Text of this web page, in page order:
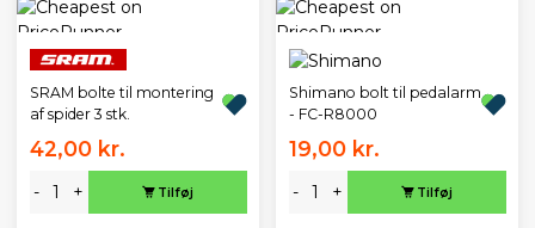
SRAM bolte til montering
af spider 3 stk.
42,00 kr.
- + Tilføj
Shimano bolt til pedalarm
- FC-R8000
19,00 kr.
- + Tilføj